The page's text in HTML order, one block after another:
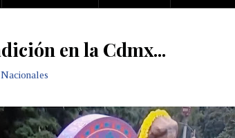
en la Cdmx...
Nacionales